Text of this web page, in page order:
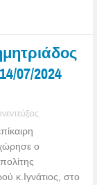
07/2024
ο
κ.Ιγνάτιος, στο